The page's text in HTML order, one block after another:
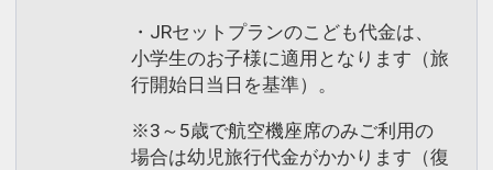
・JRセットプランのこども代金は、
小学生のお子様に適用となります（旅
行開始日当日を基準）。
※3～5歳で航空機座席のみご利用の
場合は幼児旅行代金がかかります（復